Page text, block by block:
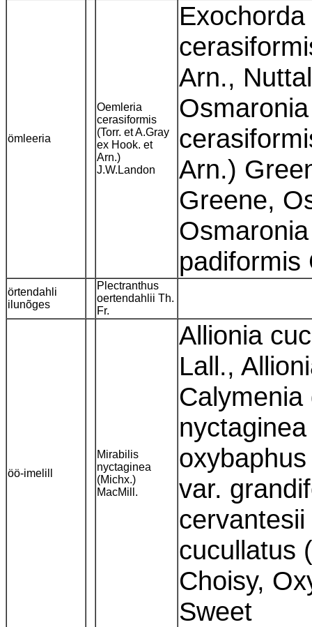
ömleeria
Oemleria
cerasiformis
(Torr. et A.Gray
ex Hook. et
Arn.)
J.W.Landon
Arn.,
Arn.)
Greene,
örtendahli
ilunõges
Plectranthus
oertendahlii Th.
Fr.
öö-imelill
Mirabilis
nyctaginea
(Michx.)
MacMill.
Allionia
Lall.,
var.
cucullatus
Choisy,
Sweet